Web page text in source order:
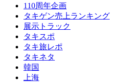
110周年企画
タキゲン売上ランキング
展示トラック
タキスポ
タキ旅レポ
タキネタ
韓国
上海